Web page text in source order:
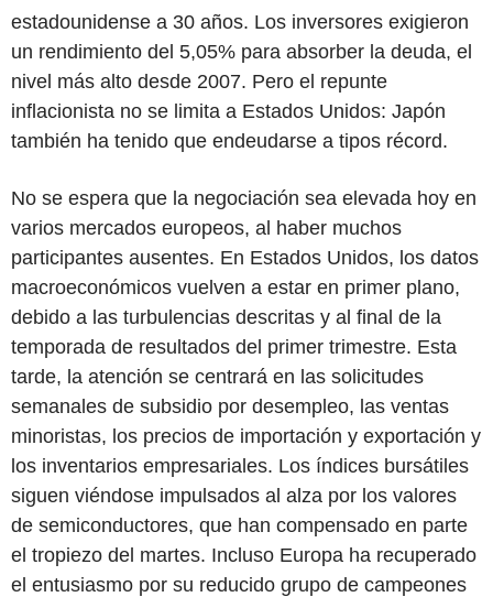
estadounidense a 30 años. Los inversores exigieron
un rendimiento del 5,05% para absorber la deuda, el
nivel más alto desde 2007. Pero el repunte
inflacionista no se limita a Estados Unidos: Japón
también ha tenido que endeudarse a tipos récord.
No se espera que la negociación sea elevada hoy en
varios mercados europeos, al haber muchos
participantes ausentes. En Estados Unidos, los datos
macroeconómicos vuelven a estar en primer plano,
debido a las turbulencias descritas y al final de la
temporada de resultados del primer trimestre. Esta
tarde, la atención se centrará en las solicitudes
semanales de subsidio por desempleo, las ventas
minoristas, los precios de importación y exportación y
los inventarios empresariales. Los índices bursátiles
siguen viéndose impulsados al alza por los valores
de semiconductores, que han compensado en parte
el tropiezo del martes. Incluso Europa ha recuperado
el entusiasmo por su reducido grupo de campeones